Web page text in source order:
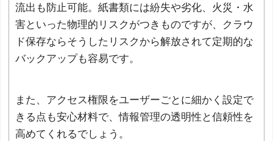
流出も防止可能。紙書類には紛失や劣化、火災・水
害といった物理的リスクがつきものですが、クラウ
ド保存ならそうしたリスクから解放されて定期的な
バックアップも容易です。
また、アクセス権限をユーザーごとに細かく設定で
きる点も安心材料で、情報管理の透明性と信頼性を
高めてくれるでしょう。